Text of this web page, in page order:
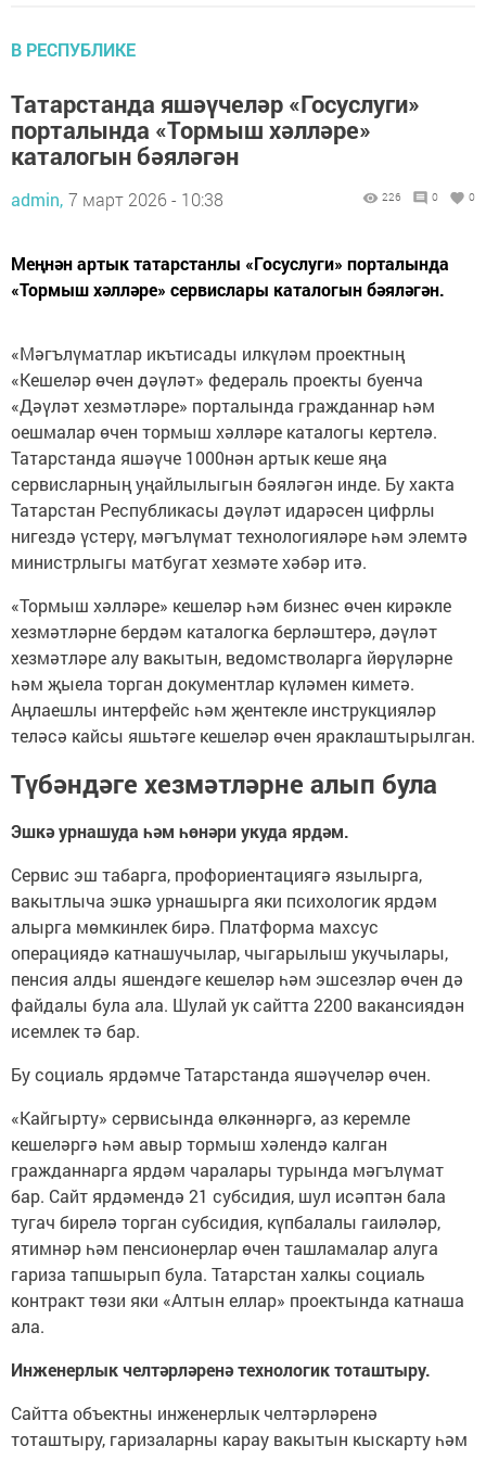
В РЕСПУБЛИКЕ
Татарстанда яшәүчеләр «Госуслуги»
порталында «Тормыш хәлләре»
каталогын бәяләгән
admin, 7 март 2026 - 10:38 226 0 0
Меңнән артык татарстанлы «Госуслуги» порталында
«Тормыш хәлләре» сервислары каталогын бәяләгән.
«Мәгълүматлар икътисады илкүләм проектның
«Кешеләр өчен дәүләт» федераль проекты буенча
«Дәүләт хезмәтләре» порталында гражданнар һәм
оешмалар өчен тормыш хәлләре каталогы кертелә.
Татарстанда яшәүче 1000нән артык кеше яңа
сервисларның уңайлылыгын бәяләгән инде. Бу хакта
Татарстан Республикасы дәүләт идарәсен цифрлы
нигездә үстерү, мәгълүмат технологияләре һәм элемтә
министрлыгы матбугат хезмәте хәбәр итә.
«Тормыш хәлләре» кешеләр һәм бизнес өчен кирәкле
хезмәтләрне бердәм каталогка берләштерә, дәүләт
хезмәтләре алу вакытын, ведомстволарга йөрүләрне
һәм җыела торган документлар күләмен киметә.
Аңлаешлы интерфейс һәм җентекле инструкцияләр
теләсә кайсы яшьтәге кешеләр өчен яраклаштырылган.
Түбәндәге хезмәтләрне алып була
Эшкә урнашуда һәм һөнәри укуда ярдәм.
Сервис эш табарга, профориентациягә язылырга,
вакытлыча эшкә урнашырга яки психологик ярдәм
алырга мөмкинлек бирә. Платформа махсус
операциядә катнашучылар, чыгарылыш укучылары,
пенсия алды яшендәге кешеләр һәм эшсезләр өчен дә
файдалы була ала. Шулай ук сайтта 2200 вакансиядән
исемлек тә бар.
Бу социаль ярдәмче Татарстанда яшәүчеләр өчен.
«Кайгырту» сервисында өлкәннәргә, аз керемле
кешеләргә һәм авыр тормыш хәлендә калган
гражданнарга ярдәм чаралары турында мәгълүмат
бар. Сайт ярдәмендә 21 субсидия, шул исәптән бала
тугач бирелә торган субсидия, күпбалалы гаиләләр,
ятимнәр һәм пенсионерлар өчен ташламалар алуга
гариза тапшырып була. Татарстан халкы социаль
контракт төзи яки «Алтын еллар» проектында катнаша
ала.
Инженерлык челтәрләренә технологик тоташтыру.
Сайтта объектны инженерлык челтәрләренә
тоташтыру, гаризаларны карау вакытын кыскарту һәм